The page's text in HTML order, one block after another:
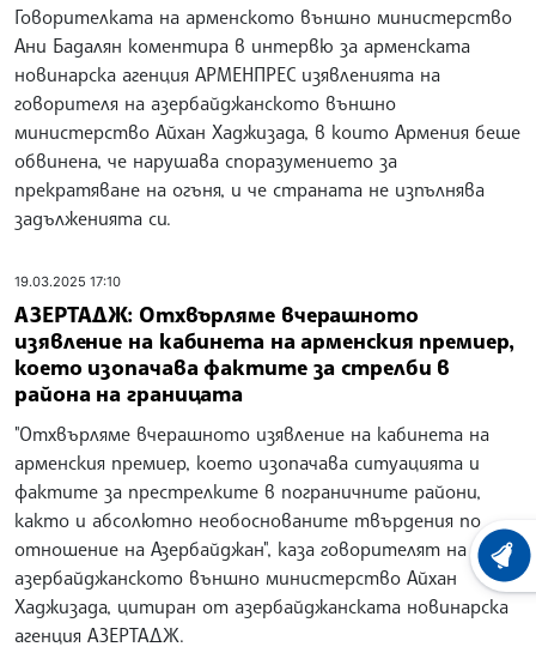
Говорителката на арменското външно министерство
Ани Бадалян коментира в интервю за арменската
новинарска агенция АРМЕНПРЕС изявленията на
говорителя на азербайджанското външно
министерство Айхан Хаджизада, в които Армения беше
обвинена, че нарушава споразумението за
прекратяване на огъня, и че страната не изпълнява
задълженията си.
19.03.2025 17:10
АЗЕРТАДЖ: Отхвърляме вчерашното
изявление на кабинета на арменския премиер,
което изопачава фактите за стрелби в
района на границата
"Отхвърляме вчерашното изявление на кабинета на
арменския премиер, което изопачава ситуацията и
фактите за престрелките в пограничните райони,
както и абсолютно необоснованите твърдения по
отношение на Азербайджан", каза говорителят на
азербайджанското външно министерство Айхан
Хаджизада, цитиран от азербайджанската новинарска
агенция АЗЕРТАДЖ.